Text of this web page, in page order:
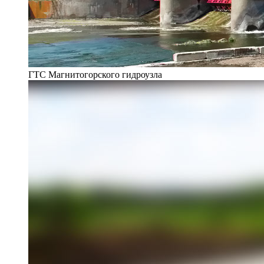
ГТС Магнитогорского гидроузла